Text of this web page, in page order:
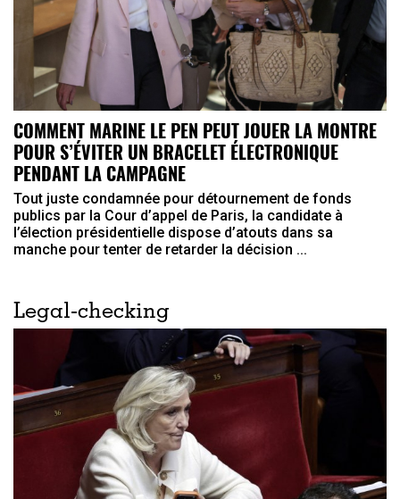
COMMENT MARINE LE PEN PEUT JOUER LA MONTRE
POUR S’ÉVITER UN BRACELET ÉLECTRONIQUE
PENDANT LA CAMPAGNE
Tout juste condamnée pour détournement de fonds
publics par la Cour d’appel de Paris, la candidate à
l’élection présidentielle dispose d’atouts dans sa
manche pour tenter de retarder la décision ...
Legal-checking